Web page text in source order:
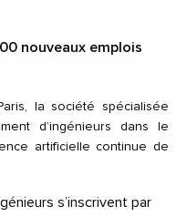
nouveaux emplois
la société spécialisée
d’ingénieurs dans le
artificielle continue de
s’inscrivent par